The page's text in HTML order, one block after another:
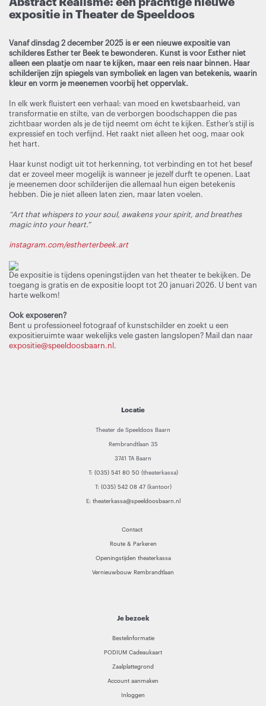
expositie in Theater de Speeldoos
Vanaf dinsdag 2 december 2025 is er een nieuwe expositie van
schilderes Esther ter Beek te bewonderen. Kunst is voor Esther niet
alleen een plaatje om naar te kijken, maar een reis naar binnen. Haar
schilderijen zijn spiegels van symboliek en lagen van betekenis, waarin
kleur en vorm je meenemen voorbij het oppervlak.
In elk werk fluistert een verhaal: van moed en kwetsbaarheid, van
transformatie en stilte, van de verborgen boodschappen die pas
zichtbaar worden als je de tijd neemt om écht te kijken. Esther’s stijl is
expressief en toch verfijnd. Het raakt niet alleen het oog, maar ook
het hart.
Haar kunst nodigt uit tot herkenning, tot verbinding en tot het besef
dat er zoveel meer mogelijk is wanneer je jezelf durft te openen. Laat
je meenemen door schilderijen die allemaal hun eigen betekenis
hebben. Die je niet alleen laten zien, maar laten voelen.
“Art that whispers to your soul, awakens your spirit, and breathes
magic into your heart.”
instagram.com/estherterbeek.art
De expositie is tijdens openingstijden van het theater te bekijken. De
toegang is gratis en de expositie loopt tot 20 januari 2026. U bent van
harte welkom!
Ook exposeren?
Bent u professioneel fotograaf of kunstschilder en zoekt u een
expositieruimte waar wekelijks vele gasten langslopen? Mail dan naar
expositie@speeldoosbaarn.nl.
Locatie
Theater de Speeldoos Baarn
Rembrandtlaan 35
3741 TA Baarn
T: (035) 541 80 50 (theaterkassa)
T: (035) 542 08 47(kantoor)
E: theaterkassa@speeldoosbaarn.nl
Contact
Route & Parkeren
Openingstijden theaterkassa
Vernieuwbouw Rembrandtlaan
Je bezoek
Bestelinformatie
PODIUM Cadeaukaart
Zaalplattegrond
Account aanmaken
Inloggen